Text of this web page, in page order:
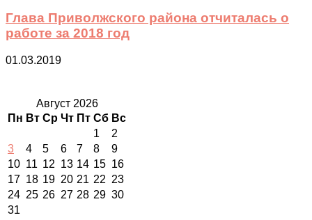
Глава Приволжского района отчиталась о
работе за 2018 год
01.03.2019
Август 2026
Пн Вт Ср Чт Пт Сб Вс
1
2
3
4 5 6 7 8
9
10 11 12 13 14 15 16
17 18 19 20 21 22 23
24 25 26 27 28 29 30
31